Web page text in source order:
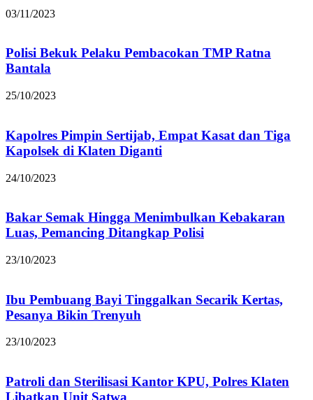
03/11/2023
Polisi Bekuk Pelaku Pembacokan TMP Ratna
Bantala
25/10/2023
Kapolres Pimpin Sertijab, Empat Kasat dan Tiga
Kapolsek di Klaten Diganti
24/10/2023
Bakar Semak Hingga Menimbulkan Kebakaran
Luas, Pemancing Ditangkap Polisi
23/10/2023
Ibu Pembuang Bayi Tinggalkan Secarik Kertas,
Pesanya Bikin Trenyuh
23/10/2023
Patroli dan Sterilisasi Kantor KPU, Polres Klaten
Libatkan Unit Satwa